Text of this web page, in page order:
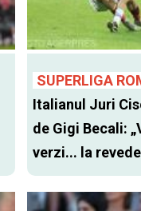
SUPERLIGA
Italianul Juri
de Gigi Becali:
verzi... la